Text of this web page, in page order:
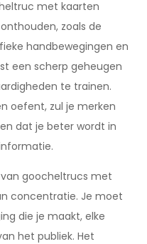
met kaarten
zoals de
handbewegingen en
een scherp geheugen
te trainen.
oefent, zul je merken
dat je beter wordt in
goocheltrucs met
concentratie. Je moet
die je maakt, elke
het publiek. Het